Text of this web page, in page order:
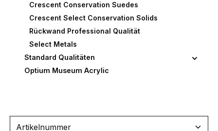
Crescent Conservation Suedes
Crescent Select Conservation Solids
Rückwand Professional Qualität
Select Metals
Standard Qualitäten
Optium Museum Acrylic